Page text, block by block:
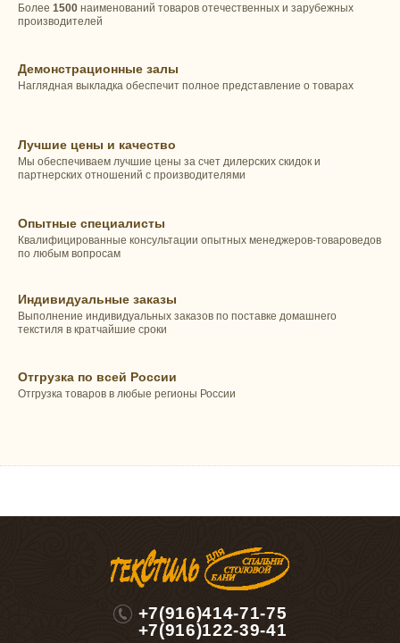
Более 1500 наименований товаров отечественных и зарубежных
производителей
Демонстрационные залы
Наглядная выкладка обеспечит полное представление о товарах
Лучшие цены и качество
Мы обеспечиваем лучшие цены за счет дилерских скидок и
партнерских отношений с производителями
Опытные специалисты
Квалифицированные консультации опытных менеджеров-товароведов
по любым вопросам
Индивидуальные заказы
Выполнение индивидуальных заказов по поставке домашнего
текстиля в кратчайшие сроки
Отгрузка по всей России
Отгрузка товаров в любые регионы России
+7(916)414-71-75
+7(916)122-39-41